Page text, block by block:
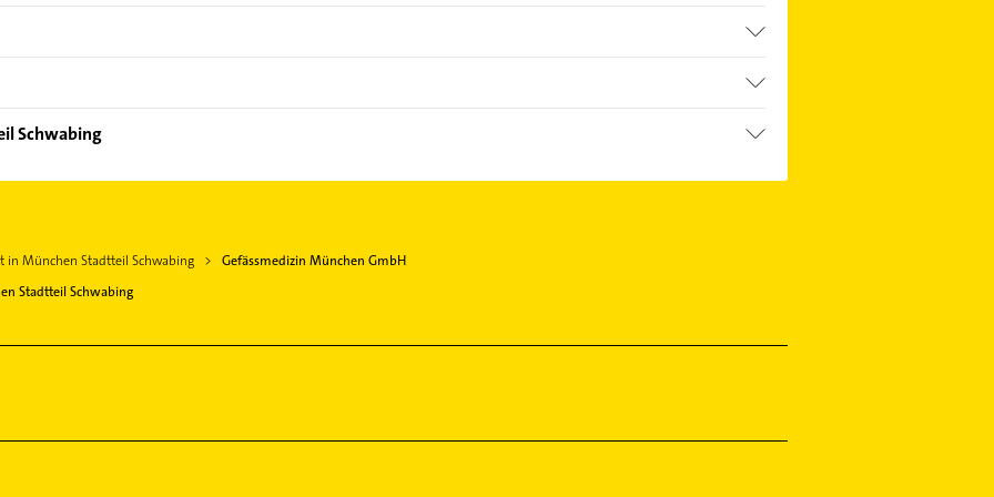
Schwabing
in München Stadtteil Schwabing
Gefässmedizin München GmbH
Stadtteil Schwabing